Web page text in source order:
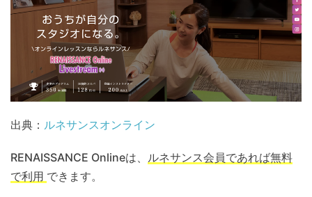
出典： ルネサンスオンライン
RENAISSANCE Onlineは、 ルネサンス会員であれば無料
で利用 できます。